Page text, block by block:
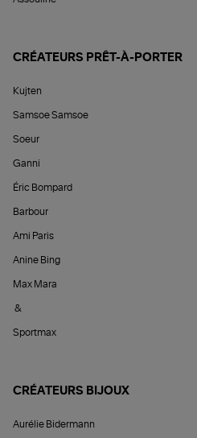
CRÉATEURS PRÊT-À-PORTER
Kujten
Samsoe Samsoe
Soeur
Ganni
Éric Bompard
Barbour
Ami Paris
Anine Bing
Max Mara
&
Sportmax
CRÉATEURS BIJOUX
Aurélie Bidermann